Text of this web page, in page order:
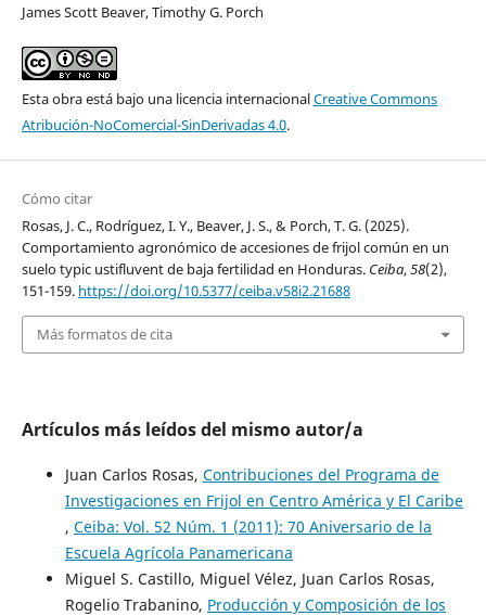
James Scott Beaver, Timothy G. Porch
Esta obra está bajo una licencia internacionalCreative Commons
Atribución-NoComercial-SinDerivadas 4.0.
Cómo citar
Rosas, J. C., Rodríguez, I. Y., Beaver, J. S., & Porch, T. G. (2025).
Comportamiento agronómico de accesiones de frijol común en un
suelo typic ustifluvent de baja fertilidad en Honduras. Ceiba,58(2),
151-159. https://doi.org/10.5377/ceiba.v58i2.21688
Más formatos de cita
Artículos más leídos del mismo autor/a
Juan Carlos Rosas, Contribuciones del Programa de
Investigaciones en Frijol en Centro América y El Caribe
, Ceiba: Vol. 52 Núm. 1 (2011): 70 Aniversario de la
Escuela Agrícola Panamericana
Miguel S. Castillo, Miguel Vélez, Juan Carlos Rosas,
Rogelio Trabanino, Producción y Composición de los